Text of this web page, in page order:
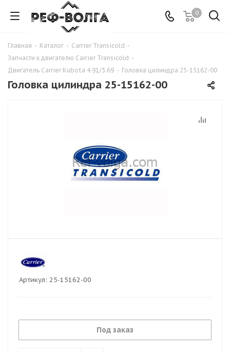
0
Главная - Каталог - Carrier Transicold -
Запчасти к двигателю Carrier Transicold -
Двигатель Carrier Kubota 4.91/3.69 - Головка цилиндра 25-15162-00
Головка цилиндра 25-15162-00
Артикул: 25-15162-00
Под заказ